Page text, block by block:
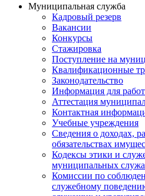
Муниципальная служба
Кадровый резерв
Вакансии
Конкурсы
Стажировка
Поступление на
Квалификационные
Законодательство
Информация для
Аттестация
Контактная
Учебные учреждения
Сведения о доходах,
обязательствах
Кодексы этики и
муниципальных
Комиссии по
служебному